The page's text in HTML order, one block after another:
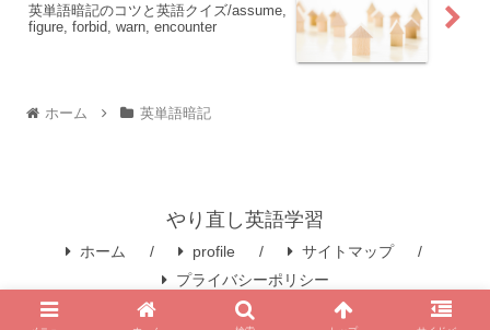
英単語暗記のコツと英語クイズ/assume,
figure, forbid, warn, encounter
ホーム 英単語暗記
やり直し英語学習
ホーム profile
サイトマップ
プライバシーポリシー
© 2019-2026 やり直し英語学習.